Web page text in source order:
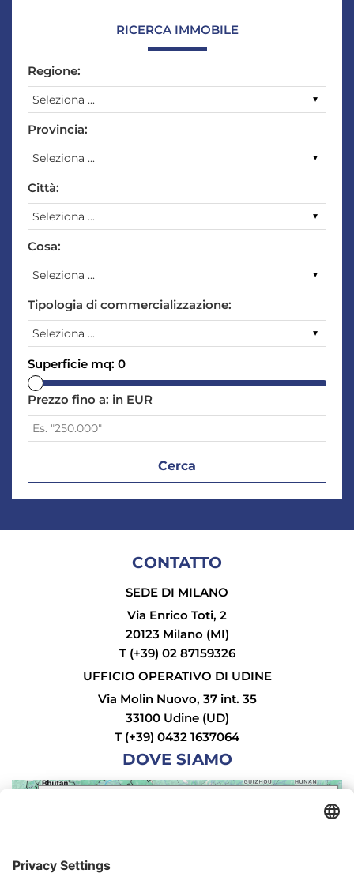
RICERCA IMMOBILE
Regione:
Provincia:
Città:
Cosa:
Tipologia di commercializzazione:
Superficie mq: 0
Prezzo fino a: in EUR
CONTATTO
SEDE DI MILANO
Via Enrico Toti, 2
20123 Milano (MI)
T (+39) 02 87159326
UFFICIO OPERATIVO DI UDINE
Via Molin Nuovo, 37 int. 35
33100 Udine (UD)
T (+39) 0432 1637064
DOVE SIAMO
We use a third party service to embed map
Iscriviti oggi stesso gratuitamente e sii il